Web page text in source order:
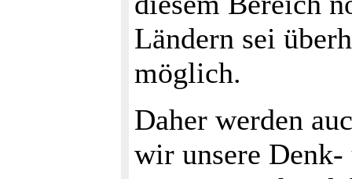
Ländern sei
möglich.
Daher werden
wir unsere Denk-